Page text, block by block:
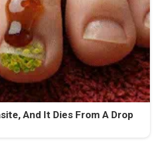
And It Dies From A Drop